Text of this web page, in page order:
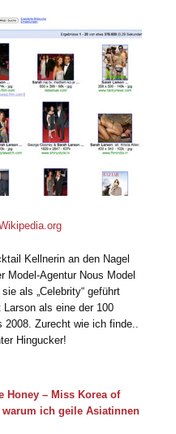
Kellnerin an den Nagel
Model-Agentur Nous Model
als „Celebrity“ geführt
als eine der 100
Zurecht wie ich finde..
Hingucker!
Honey – Miss Korea of
warum ich geile Asiatinnen